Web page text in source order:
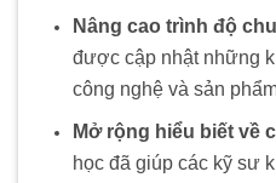
Nâng cao trình độ
được cập nhật những
công nghệ và sản
Mở rộng hiểu biết về
học đã giúp các kỹ sư